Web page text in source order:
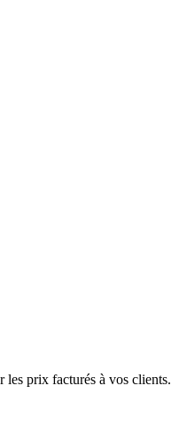
les prix facturés à vos clients.